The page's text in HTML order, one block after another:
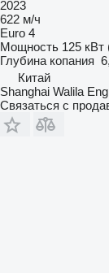
2023
622 м/ч
Euro 4
Мощность 125 кВт
Глубина копания
Китай
Shanghai Walila
Связаться с